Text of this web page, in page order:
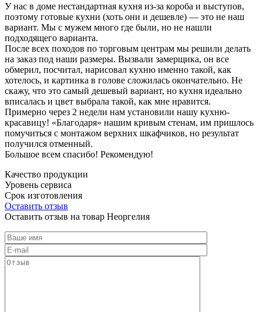
У нас в доме нестандартная кухня из-за короба и выступов,
поэтому готовые кухни (хоть они и дешевле) — это не наш
вариант. Мы с мужем много где были, но не нашли
подходящего варианта.
После всех походов по торговым центрам мы решили делать
на заказ под наши размеры. Вызвали замерщика, он все
обмерил, посчитал, нарисовал кухню именно такой, как
хотелось, и картинка в голове сложилась окончательно. Не
скажу, что это самый дешевый вариант, но кухня идеально
вписалась и цвет выбрала такой, как мне нравится.
Примерно через 2 недели нам установили нашу кухню-
красавицу! «Благодаря» нашим кривым стенам, им пришлось
помучиться с монтажом верхних шкафчиков, но результат
получился отменный.
Большое всем спасибо! Рекомендую!
Качество продукции
Уровень сервиса
Срок изготовления
Оставить отзыв
Оставить отзыв на товар Неоргелия